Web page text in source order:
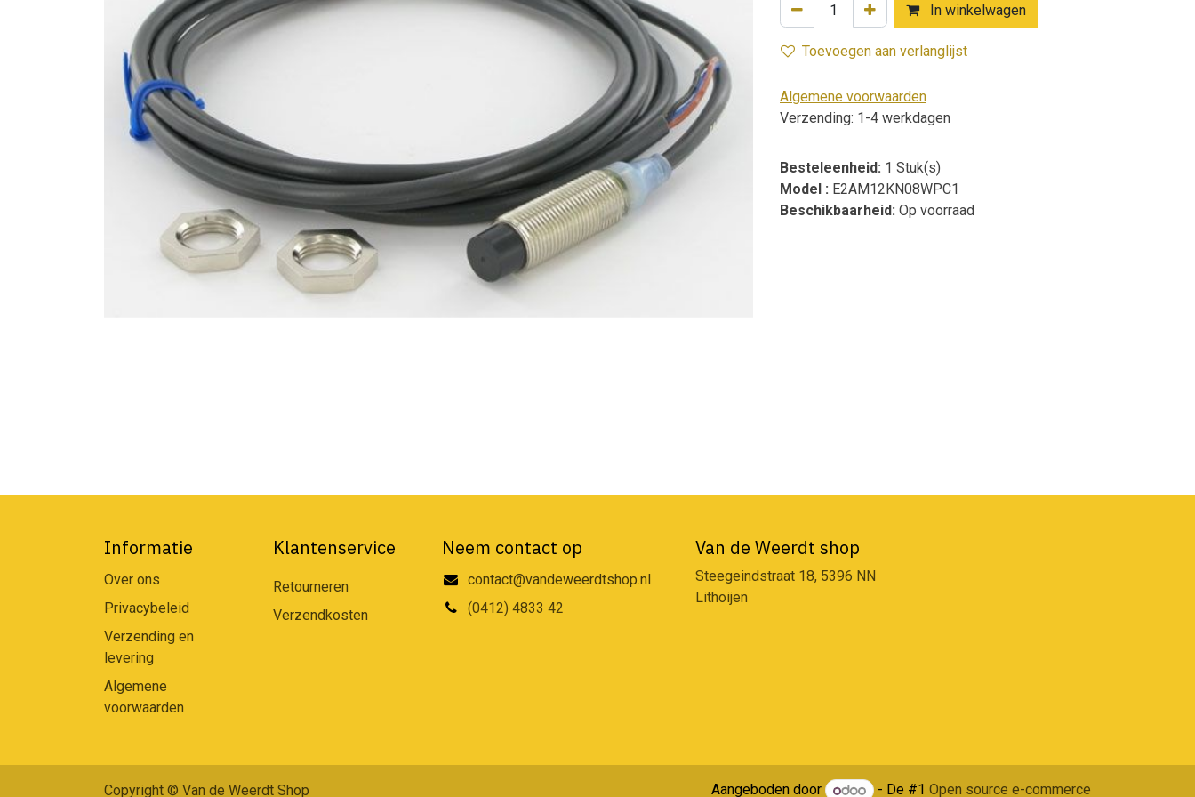
In winkelwagen
Toevoegen aan verlanglijst
Algemene voorwaarden
Verzending: 1-4 werkdagen
Besteleenheid: 1 Stuk(s)
Model : E2AM12KN08WPC1
Beschikbaarheid: Op voorraad
Informatie
Over ons
Privacybeleid
Verzending en
levering
Algemene
voorwaarden
Klantenservice
Retourneren
Verzendkosten
Neem contact op
contact@vandeweerdtshop.nl
(0412) 4833 42
Van de Weerdt shop
Steegeindstraat 18, 5396 NN
Lithoijen
Copyright © Van de Weerdt Shop Aangeboden door - De #1 Open source e-commerce